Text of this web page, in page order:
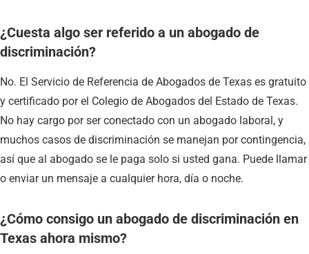
¿Cuesta algo ser referido a un abogado de
discriminación?
No. El Servicio de Referencia de Abogados de Texas es gratuito
y certificado por el Colegio de Abogados del Estado de Texas.
No hay cargo por ser conectado con un abogado laboral, y
muchos casos de discriminación se manejan por contingencia,
así que al abogado se le paga solo si usted gana. Puede llamar
o enviar un mensaje a cualquier hora, día o noche.
¿Cómo consigo un abogado de discriminación en
Texas ahora mismo?